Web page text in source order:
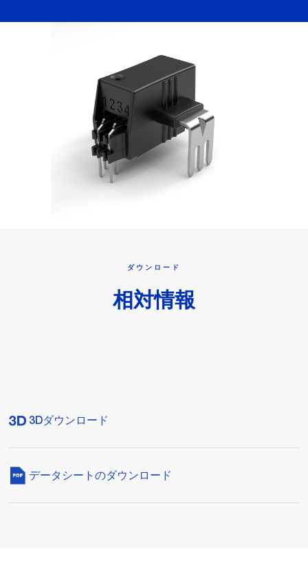
ダウンロード
相対情報
3Dダウンロード
データシートのダウンロード